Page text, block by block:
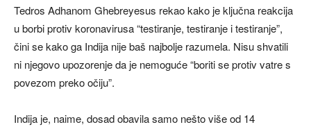
Tedros Adhanom Ghebreyesus rekao kako je ključna reakcija
u borbi protiv koronavirusa “testiranje, testiranje i testiranje”,
čini se kako ga Indija nije baš najbolje razumela. Nisu shvatili
ni njegovo upozorenje da je nemoguće “boriti se protiv vatre s
povezom preko očiju”.
Indija je, naime, dosad obavila samo nešto više od 14